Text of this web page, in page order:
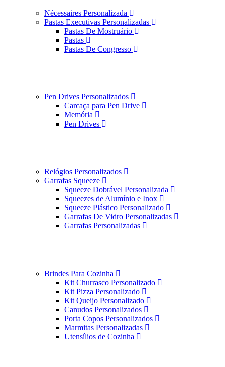
Nécessaires Personalizada
Pastas Executivas Personalizadas
Pastas De Mostruário
Pastas
Pastas De Congresso
Pen Drives Personalizados
Carcaça para Pen Drive
Memória
Pen Drives
Relógios Personalizados
Garrafas Squeeze
Squeeze Dobrável Personalizada
Squeezes de Alumínio e Inox
Squeeze Plástico Personalizado
Garrafas De Vidro Personalizadas
Garrafas Personalizadas
Brindes Para Cozinha
Kit Churrasco Personalizado
Kit Pizza Personalizado
Kit Queijo Personalizado
Canudos Personalizados
Porta Copos Personalizados
Marmitas Personalizadas
Utensílios de Cozinha